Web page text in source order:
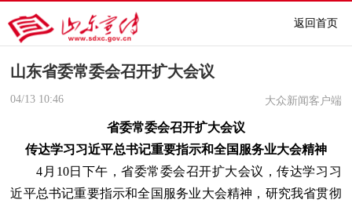
返回首页
山东省委常委会召开扩大会议
04/13 10:46 大众新闻客户端
省委常委会召开扩大会议
传达学习习近平总书记重要指示和全国服务业大会精神
4月10日下午，省委常委会召开扩大会议，传达学习习
近平总书记重要指示和全国服务业大会精神，研究我省贯彻